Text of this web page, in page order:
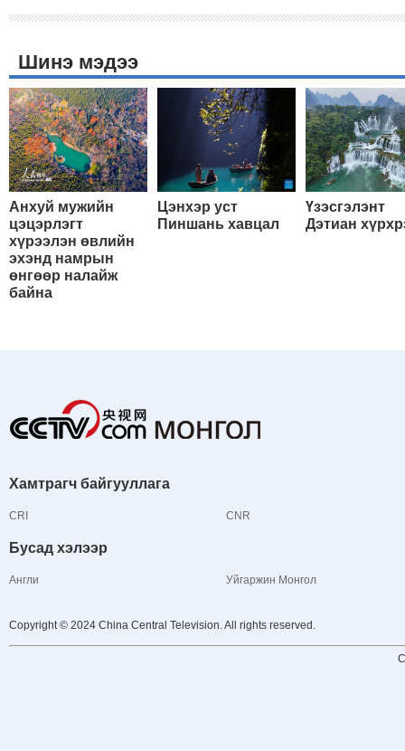
Шинэ мэдээ
Анхуй мужийн
цэцэрлэгт
хүрээлэн өвлийн
эхэнд намрын
өнгөөр налайж
байна
Цэнхэр уст
Пиншань хавцал
Үзэсгэлэнт
Дэтиан
Хамтрагч байгууллага
CRI CNR
Бусад хэлээр
Англи Уйгаржин Монгол
Copyright © 2024 China Central Television. All rights reserved.